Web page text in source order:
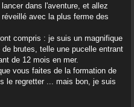
dans l'aventure, et allez
avec la plus ferme des
compris : je suis un magnifique
brutes, telle une pucelle entrant
de 12 mois en mer.
vous faites de la formation de
le regretter ... mais bon, je suis